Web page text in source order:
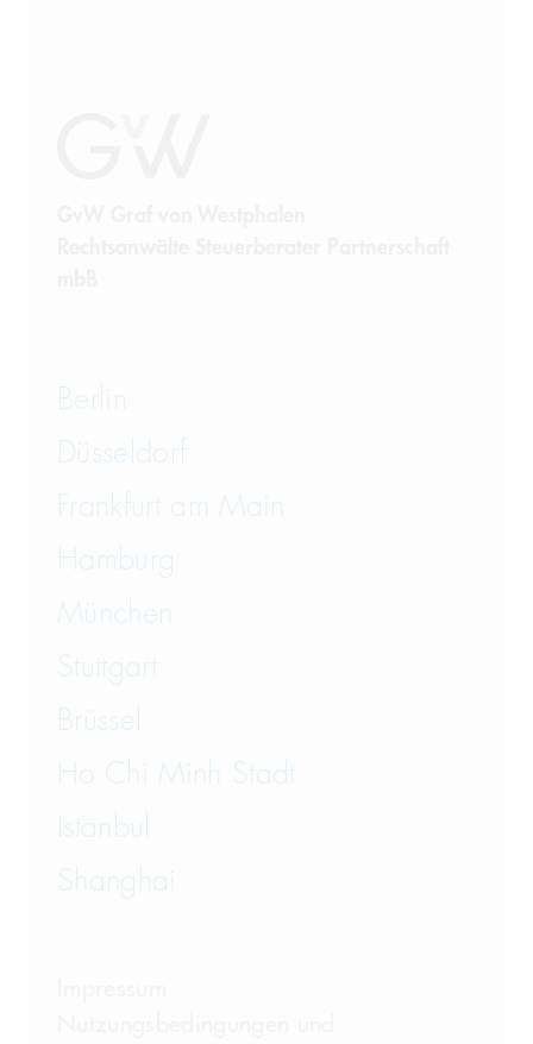
Berlin
Düsseldorf
Frankfurt am Main
Hamburg
München
Stuttgart
Brüssel
Ho Chi Minh Stadt
Istanbul
Shanghai